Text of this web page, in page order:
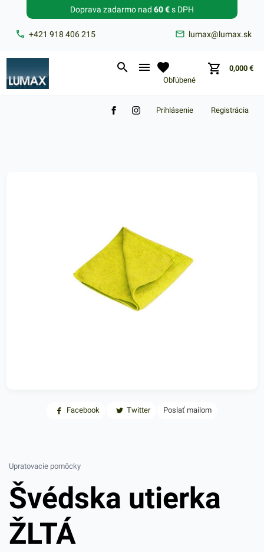
+421 918 406 215 lumax@lumax.sk
Doprava zadarmo nad 60 €s DPH
Obľúbené
0,000 €
Zabudnuté heslo?
Registrácia
Prihlásenie
Facebook Twitter Poslať mailom
Upratovacie pomôcky
Švédska utierka
ŽLTÁ